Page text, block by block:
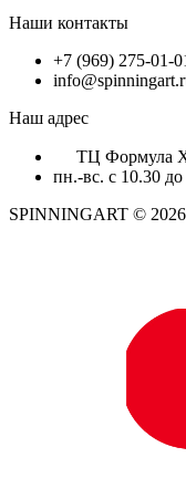
Наши контакты
+7 (969) 275-01-
Наш адрес
ТЦ Формула
пн.-вс. с 10.30
SPINNINGART © 2026